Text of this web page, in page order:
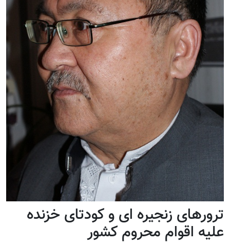
ترورهای زنجیره ای و کودتای خزنده
علیه اقوام محروم کشور